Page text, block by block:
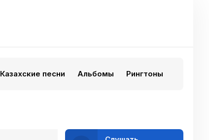
Казахские песни Альбомы Рингтоны